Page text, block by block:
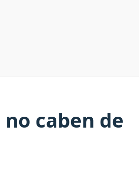
caben de